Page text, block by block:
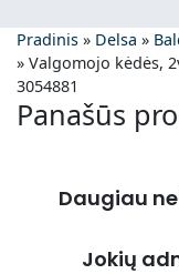
Pradinis » Delsa »
» Valgomojo kėdės,
3054881
Panašūs
Daugiau
Jokių